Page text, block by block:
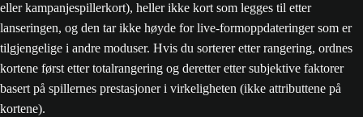
eller kampanjespillerkort), heller ikke kort som legges til etter
lanseringen, og den tar ikke høyde for live-formoppdateringer som er
tilgjengelige i andre moduser. Hvis du sorterer etter rangering, ordnes
kortene først etter totalrangering og deretter etter subjektive faktorer
basert på spillernes prestasjoner i virkeligheten (ikke attributtene på
kortene).